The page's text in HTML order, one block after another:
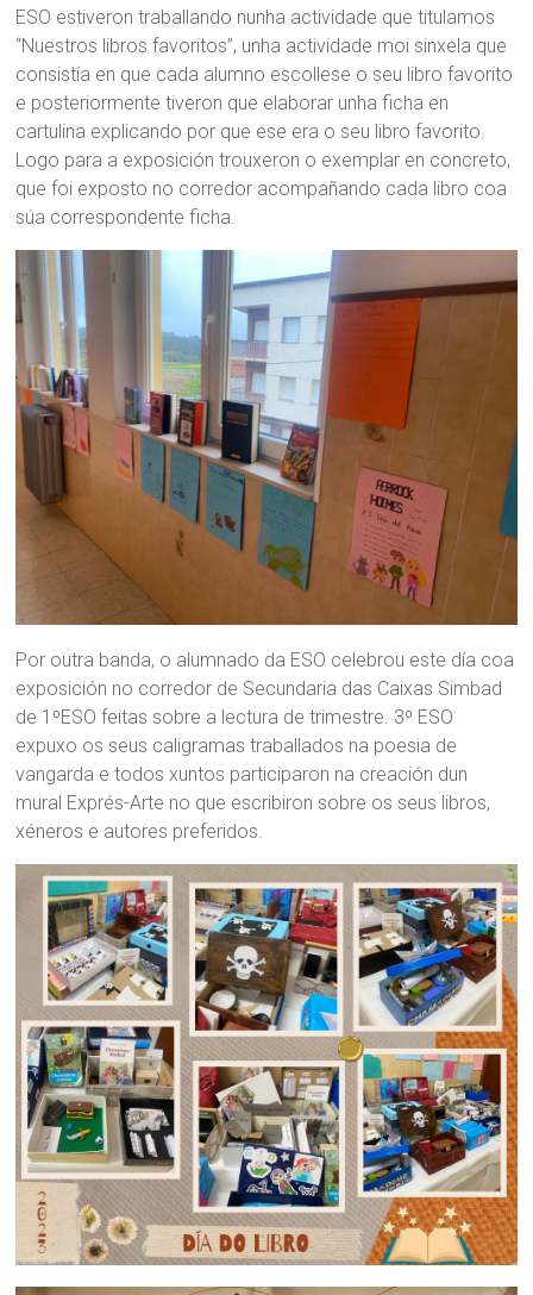
ESO estiveron traballando nunha actividade que titulamos
“Nuestros libros favoritos”, unha actividade moi sinxela que
consistía en que cada alumno escollese o seu libro favorito
e posteriormente tiveron que elaborar unha ficha en
cartulina explicando por que ese era o seu libro favorito.
Logo para a exposición trouxeron o exemplar en concreto,
que foi exposto no corredor acompañando cada libro coa
súa correspondente ficha.
Por outra banda, o alumnado da ESO celebrou este día coa
exposición no corredor de Secundaria das Caixas Simbad
de 1ºESO feitas sobre a lectura de trimestre. 3º ESO
expuxo os seus caligramas traballados na poesia de
vangarda e todos xuntos participaron na creación dun
mural Exprés-Arte no que escribiron sobre os seus libros,
xéneros e autores preferidos.